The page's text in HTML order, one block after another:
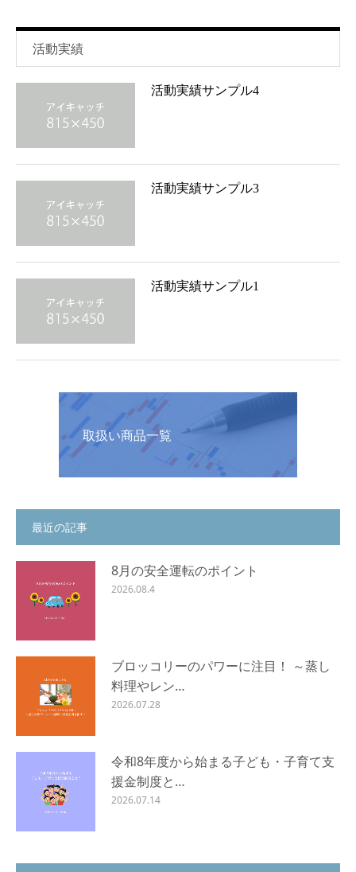
活動実績
活動実績サンプル4
活動実績サンプル3
活動実績サンプル1
取扱い商品一覧
最近の記事
8月の安全運転のポイント
2026.08.4
ブロッコリーのパワーに注目！ ～蒸し
料理やレン…
2026.07.28
令和8年度から始まる子ども・子育て支
援金制度と…
2026.07.14